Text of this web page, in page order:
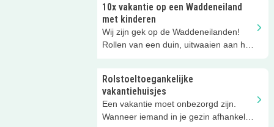
Nederland zijn honden welkom!
10x vakantie op een Waddeneiland
met kinderen
Wij zijn gek op de Waddeneilanden!
Rollen van een duin, uitwaaien aan het
groepsaccommodatie tot
kindercamping en van ruim
vakantiehuis tot duinhuisje. Er zijn
genoeg opties voor een
Rolstoeltoegankelijke
vakantiehuisjes
Een vakantie moet onbezorgd zijn.
Wanneer iemand in je gezin afhankelijk